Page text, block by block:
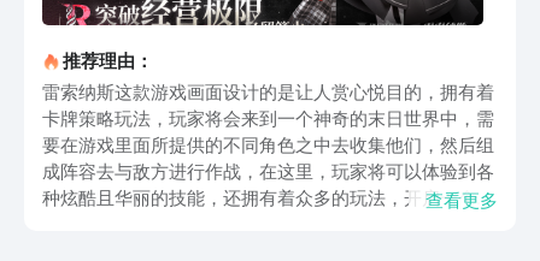
推荐理由：
雷索纳斯这款游戏画面设计的是让人赏心悦目的，拥有着
卡牌策略玩法，玩家将会来到一个神奇的末日世界中，需
要在游戏里面所提供的不同角色之中去收集他们，然后组
成阵容去与敌方进行作战，在这里，玩家将可以体验到各
种炫酷且华丽的技能，还拥有着众多的玩法，开启一个精
查看更多